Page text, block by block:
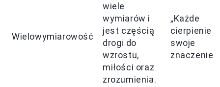
Wielowymiarowość
wiele
wymiarów i
jest częścią
drogi do
wzrostu,
miłości oraz
zrozumienia.
„Każde
cierpienie
swoje
znaczenie”